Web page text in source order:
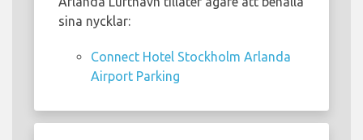
sina nycklar:
Connect Hotel Stockholm Arlanda
Airport Parking